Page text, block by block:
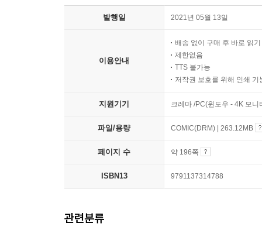
발행일 2021년 05월 13일
이용안내
배송 없이 구매 후 바로 읽기
제한없음
TTS 불가능
저작권 보호를 위해 인쇄 기
지원기기 크레마 /PC(윈도우 - 4K 모
파일/용량 COMIC(DRM) | 263.12MB
페이지 수 약 196쪽
ISBN13 9791137314788
관련분류